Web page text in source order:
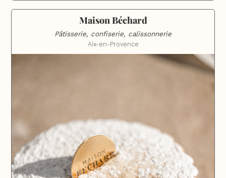
Maison Béchard
Pâtisserie, confiserie, calissonnerie
Aix-en-Provence